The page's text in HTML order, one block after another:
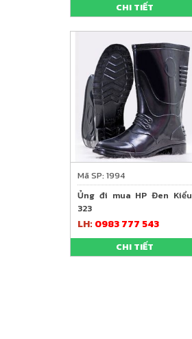
CHI TIẾT
Mã SP: 1994
Ủng đi mua HP Đen Kiểu
323
LH: 0983 777 543
CHI TIẾT